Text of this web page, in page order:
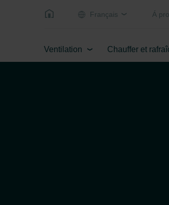
Français Á
Ventilation Chauffer et